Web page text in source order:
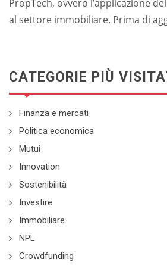
PropTech, ovvero l’applicazione
al settore immobiliare. Prima di
CATEGORIE PIÙ
Finanza e mercati
Politica economica
Mutui
Innovation
Sostenibilità
Investire
Immobiliare
NPL
Crowdfunding